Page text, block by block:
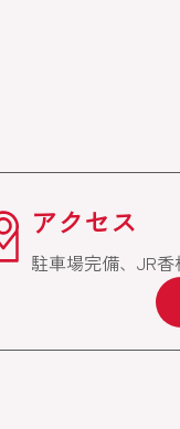
アクセス
駐車場完備、JR